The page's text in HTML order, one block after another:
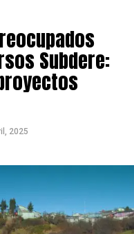
Subdere:
2025